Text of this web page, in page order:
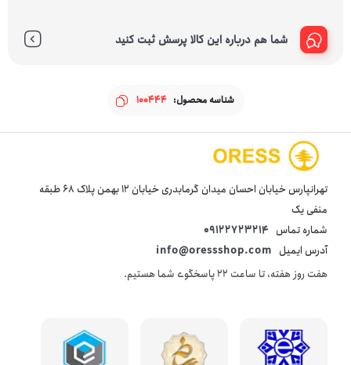
شما هم درباره این کالا پرسش ثبت کنید
شناسه محصول: 100444
تهرانپارس خیابان احسان میدان گرمابدری خیابان 12 بهمن پلاک 68 طبقه
منفی یک
شماره تماس 09122723214
آدرس ایمیل info@oressshop.com
هفت روز هفته، تا ساعت 22 پاسخگوی شما هستیم.